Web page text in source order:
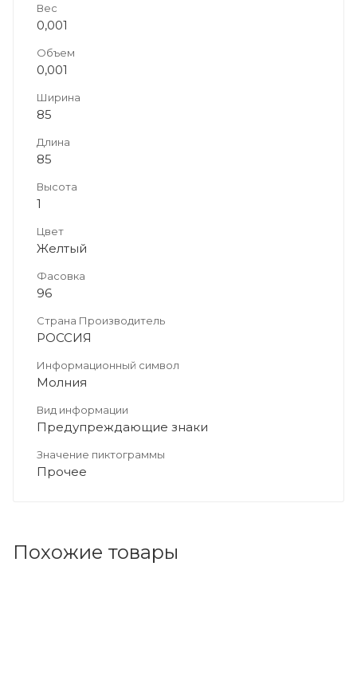
Вес
0,001
Объем
0,001
Ширина
85
Длина
85
Высота
1
Цвет
Желтый
Фасовка
96
Страна Производитель
РОССИЯ
Информационный символ
Молния
Вид информации
Предупреждающие знаки
Значение пиктограммы
Прочее
Похожие товары